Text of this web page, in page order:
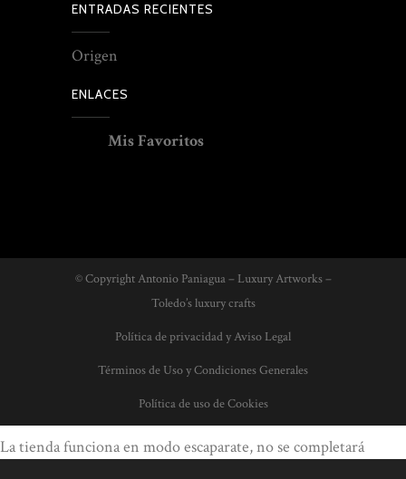
ENTRADAS RECIENTES
Origen
ENLACES
Mis Favoritos
© Copyright Antonio Paniagua – Luxury Artworks –
Toledo’s luxury crafts
Política de privacidad y Aviso Legal
Términos de Uso y Condiciones Generales
Política de uso de Cookies
La tienda funciona en modo escaparate, no se completará